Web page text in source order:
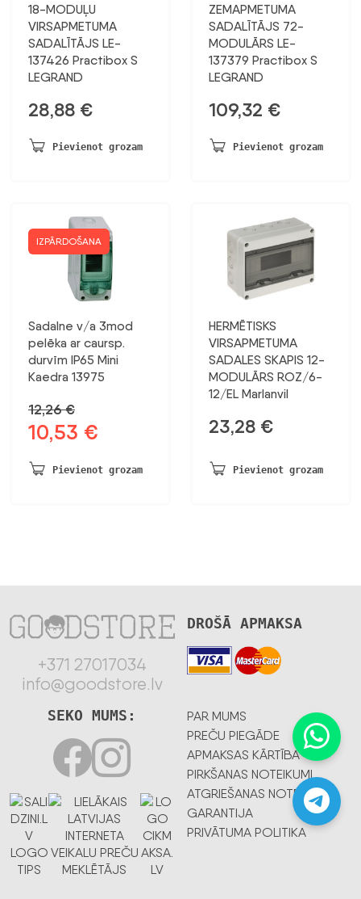
18-MODUĻU
VIRSAPMETUMA
SADALĪTĀJS LE-
137426 Practibox S
LEGRAND
28,88 €
Pievienot grozam
ZEMAPMETUMA
SADALĪTĀJS 72-
MODULĀRS LE-
137379 Practibox S
LEGRAND
109,32 €
Pievienot grozam
IZPĀRDOŠANA
Sadalne v/a 3mod
pelēka ar caursp.
durvīm IP65 Mini
Kaedra 13975
12,26€
Sākotnējā
bija:
10,53 €
ir:
Pievienot grozam
HERMĒTISKS
VIRSAPMETUMA
SADALES SKAPIS 12-
MODULĀRS ROZ/6-
12/EL Marlanvil
23,28 €
Pievienot grozam
+371 27017034
info@goodstore.lv
DROŠĀ APMAKSA
PAR MUMS
PREČU PIEGĀDE
APMAKSAS KĀRTĪBA
PIRKŠANAS NOTEIKUMI
ATGRIEŠANAS NOTEIKUMI
GARANTIJA
PRIVĀTUMA POLITIKA
SEKO MUMS: